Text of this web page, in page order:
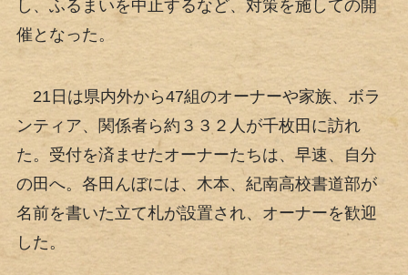
し、ふるまいを中止するなど、対策を施しての開
催となった。
21日は県内外から47組のオーナーや家族、ボラ
ンティア、関係者ら約３３２人が千枚田に訪れ
た。受付を済ませたオーナーたちは、早速、自分
の田へ。各田んぼには、木本、紀南高校書道部が
名前を書いた立て札が設置され、オーナーを歓迎
した。